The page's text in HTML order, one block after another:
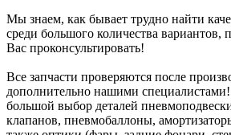
Мы знаем, как бывает трудно найти
среди большого количества вариантов,
Вас проконсультировать!
Все запчасти проверяются после
дополнительно нашими
большой выбор деталей
клапанов, пневмобаллоны,